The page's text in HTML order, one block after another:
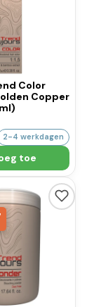
Color
Copper
2-4 werkdagen
toe